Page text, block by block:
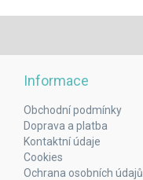
Informace
Obchodní podmínky
Doprava a platba
Kontaktní údaje
Cookies
Ochrana osobních údajů